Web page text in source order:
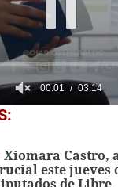
Xiomara Castro,
este jueves